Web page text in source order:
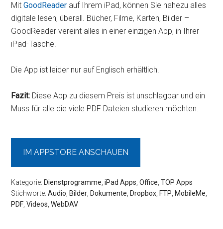
MitGoodReader auf Ihrem iPad, können Sie nahezu alles
digitale lesen, überall. Bücher, Filme, Karten, Bilder –
GoodReader vereint alles in einer einzigen App, in Ihrer
iPad-Tasche.
Die App ist leider nur auf Englisch erhältlich.
Fazit: Diese App zu diesem Preis ist unschlagbar und ein
Muss für alle die viele PDF Dateien studieren möchten.
IM APPSTORE ANSCHAUEN
Kategorie: Dienstprogramme ,iPad Apps ,Office ,TOP Apps
Stichworte:Audio Bilder Dokumente Dropbox FTP MobileMe
PDF ,Videos ,WebDAV